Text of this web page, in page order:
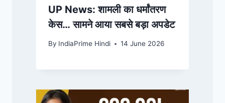
UP News: शामली का धर्मांतरण
केस… सामने आया सबसे बड़ा अपडेट
By IndiaPrime Hindi 14 June 2026